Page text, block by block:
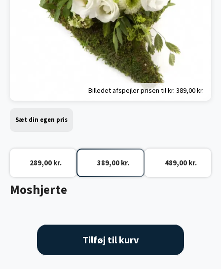
Billedet afspejler prisen til kr. 389,00 kr.
Moshjerte
Sæt din egen pris
289,00 kr. 389,00 kr. 489,00 kr.
Tilføj til kurv